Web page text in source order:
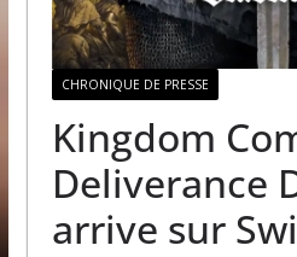
CHRONIQUE DE PRESSE
Kingdom
Deliverance
arrive sur